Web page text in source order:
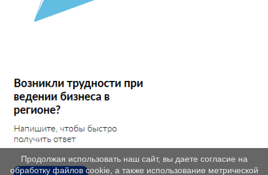
Продолжая использовать наш сайт, вы даете согласие на
обработку файлов cookie, а также использование метрической